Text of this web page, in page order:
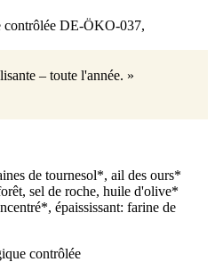
contrôlée DE-ÖKO-037,
– toute l'année. »
de tournesol*, ail des ours*
sel de roche, huile d'olive*
épaississant: farine de
contrôlée